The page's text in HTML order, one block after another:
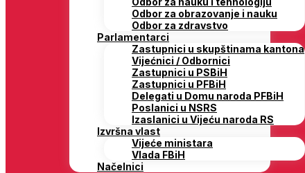
Odbor za obrazovanje i nauku
Odbor za zdravstvo
Parlamentarci
Zastupnici u skupštinama kantona
Vijećnici / Odbornici
Zastupnici u PSBiH
Zastupnici u PFBiH
Delegati u Domu naroda PFBiH
Poslanici u NSRS
Izaslanici u Vijeću naroda RS
Izvršna vlast
Vijeće ministara
Vlada FBiH
Načelnici